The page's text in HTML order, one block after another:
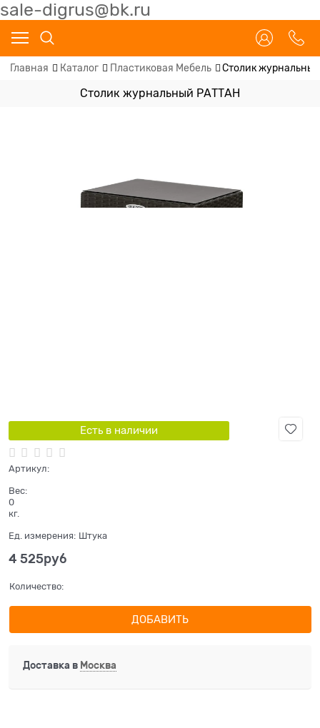
sale-digrus@bk.ru
Главная Каталог Пластиковая Мебель Столик
Столик журнальный РАТТАН
Есть в наличии
Артикул:
Вес:
0
кг.
Ед. измерения: Штука
4 525руб
Количество:
ДОБАВИТЬ
Доставка в Москва